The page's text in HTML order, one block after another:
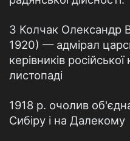
3 Колчак Олександр
1920) — адмірал
керівників
листопаді
1918 р. очолив
Сибіру і на Далекому